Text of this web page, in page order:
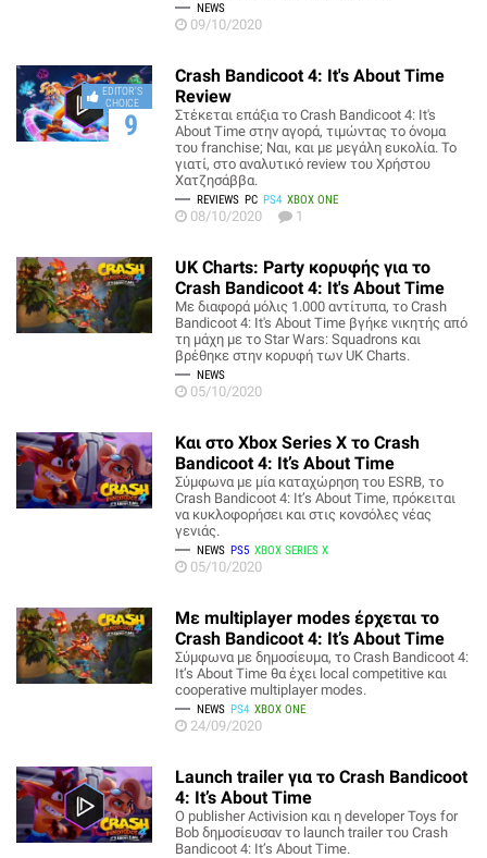
NEWS
09/10/2020
EDITOR'S
CHOICE
9
Crash Bandicoot 4: It's About Time
Review
Στέκεται επάξια το Crash Bandicoot 4: It's
About Time στην αγορά, τιμώντας το όνομα
του franchise; Ναι, και με μεγάλη ευκολία. Το
γιατί, στο αναλυτικό review του Χρήστου
Χατζησάββα.
REVIEWS PC PS4 XBOX ONE
08/10/2020 1
UK Charts: Party κορυφής για το
Crash Bandicoot 4: It's About Time
Με διαφορά μόλις 1.000 αντίτυπα, το Crash
Bandicoot 4: It's About Time βγήκε νικητής από
τη μάχη με το Star Wars: Squadrons και
βρέθηκε στην κορυφή των UK Charts.
NEWS
05/10/2020
Και στο Xbox Series X το Crash
Bandicoot 4: It’s About Time
Σύμφωνα με μία καταχώρηση του ESRB, το
Crash Bandicoot 4: It’s About Time, πρόκειται
να κυκλοφορήσει και στις κονσόλες νέας
γενιάς.
NEWS PS5 XBOX SERIES X
05/10/2020
Με multiplayer modes έρχεται το
Crash Bandicoot 4: It’s About Time
Σύμφωνα με δημοσίευμα, το Crash Bandicoot 4:
It’s About Time θα έχει local competitive και
cooperative multiplayer modes.
NEWS PS4 XBOX ONE
24/09/2020
Launch trailer για το Crash Bandicoot
4: It’s About Time
Ο publisher Activision και η developer Toys for
Bob δημοσίευσαν το launch trailer του Crash
Bandicoot 4: It’s About Time.